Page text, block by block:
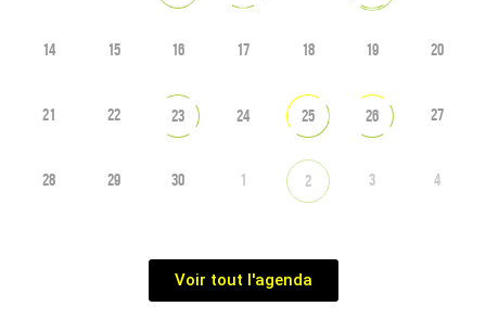
14 15 16 17 18 19 20
21 22 23 24 25 26 27
28 29 30 1 2 3 4
Voir tout l'agenda